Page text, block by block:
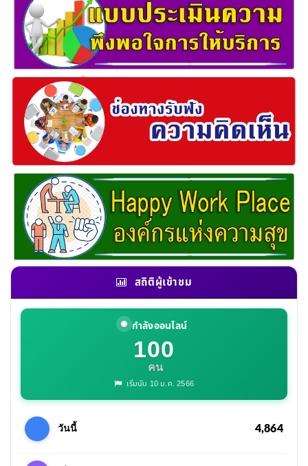
สถิติผู้เข้าชม
กำลังออนไลน์
100
คน
เริ่มนับ 10 ม.ค. 2566
วันนี้ 4,864